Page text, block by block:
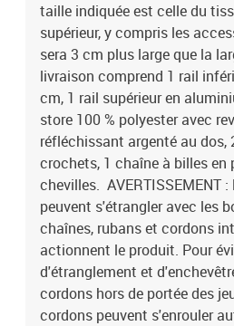
taille indiquée est celle du
supérieur, y compris les
sera 3 cm plus large que la
livraison comprend 1 rail
cm, 1 rail supérieur en
store 100 % polyester avec
réfléchissant argenté au dos,
crochets, 1 chaîne à billes en
chevilles. AVERTISSEMENT
peuvent s'étrangler avec les
chaînes, rubans et cordons
actionnent le produit. Pour
d'étranglement et
cordons hors de portée des
cordons peuvent s'enrouler